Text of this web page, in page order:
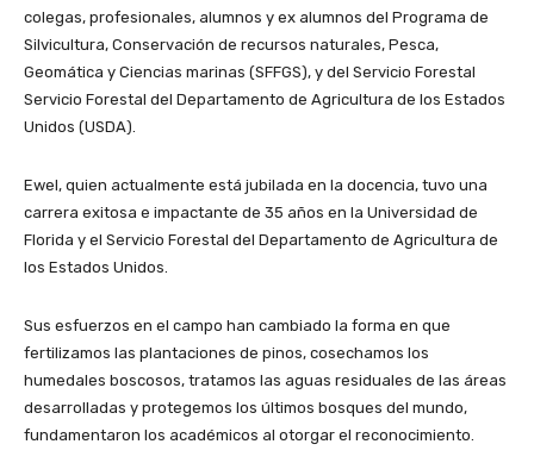
colegas, profesionales, alumnos y ex alumnos del Programa de
Silvicultura, Conservación de recursos naturales, Pesca,
Geomática y Ciencias marinas (SFFGS), y del Servicio Forestal
Servicio Forestal del Departamento de Agricultura de los Estados
Unidos (USDA).
Ewel, quien actualmente está jubilada en la docencia, tuvo una
carrera exitosa e impactante de 35 años en la Universidad de
Florida y el Servicio Forestal del Departamento de Agricultura de
los Estados Unidos.
Sus esfuerzos en el campo han cambiado la forma en que
fertilizamos las plantaciones de pinos, cosechamos los
humedales boscosos, tratamos las aguas residuales de las áreas
desarrolladas y protegemos los últimos bosques del mundo,
fundamentaron los académicos al otorgar el reconocimiento.